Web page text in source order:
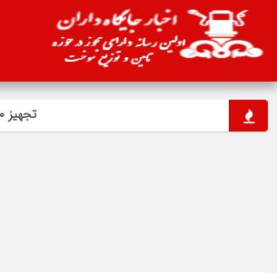
تجهیز ۱۲۰ ناحیه پخش به فرایند صدور آنی کارت سوخت